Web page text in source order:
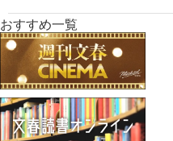
おすすめ一覧